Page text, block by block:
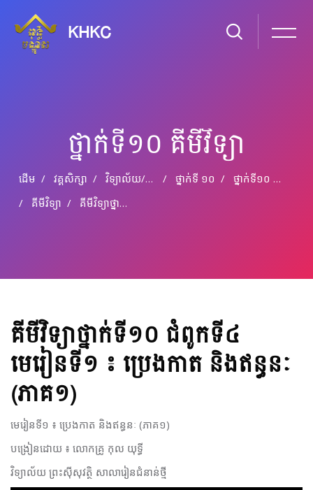
KHKC
ថ្នាក់ទី១០ គីមីវិទ្យា
ដើម វគ្គសិក្សា វិទ្យាល័យ​/​មធ្យម​សិក្សា​ទុតិយភូមិ ថ្នាក់​ទី ១០
ថ្នាក់ទី១០ គីមីវិទ្យា
គីមីវិទ្យា
គីមីវិទ្យា​ថ្នាក់ទី១០​ ជំពូក​ទី៤​ មេរៀន​ទី​១​ ៖ ប្រេងកាត និងឥន្ធនៈ (ភាគ១)​
គីមីវិទ្យា​ថ្នាក់ទី១០​ ជំពូក​ទី៤​
មេរៀន​ទី​១​ ៖ ប្រេងកាត និងឥន្ធនៈ
(ភាគ១)​
មេរៀន​ទី​១​ ៖​ ប្រេងកាត និងឥន្ធនៈ ​(ភាគ១)​
បង្រៀន​ដោយ​ ៖​ លោក​គ្រូ​ កុល​ យុទ្ធី​
វិទ្យាល័យ ព្រះស៊ីសុវត្ថិ សាលារៀនជំនាន់ថ្មី​